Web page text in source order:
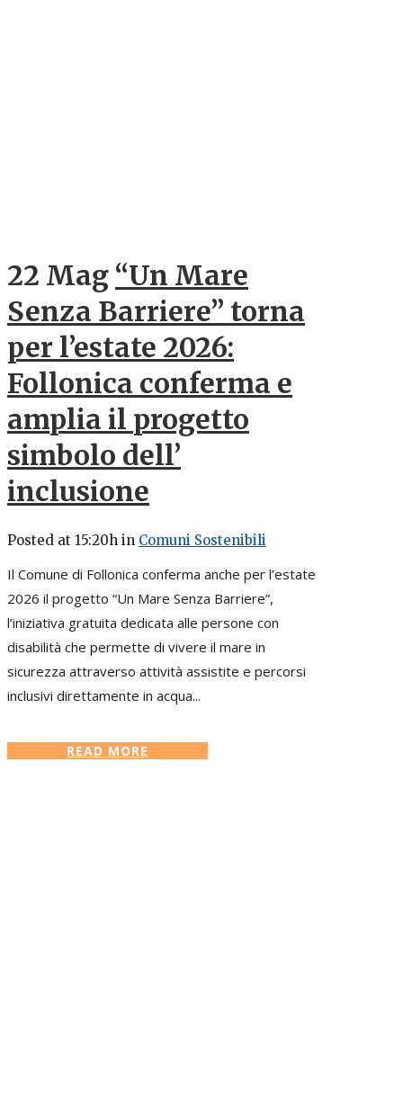
22 Mag “Un Mare
Senza Barriere” torna
per l’estate 2026:
Follonica conferma e
amplia il progetto
simbolo dell’
inclusione
Posted at 15:20h in Comuni Sostenibili
Il Comune di Follonica conferma anche per l’estate
2026 il progetto “Un Mare Senza Barriere”,
l’iniziativa gratuita dedicata alle persone con
disabilità che permette di vivere il mare in
sicurezza attraverso attività assistite e percorsi
inclusivi direttamente in acqua...
READ MORE